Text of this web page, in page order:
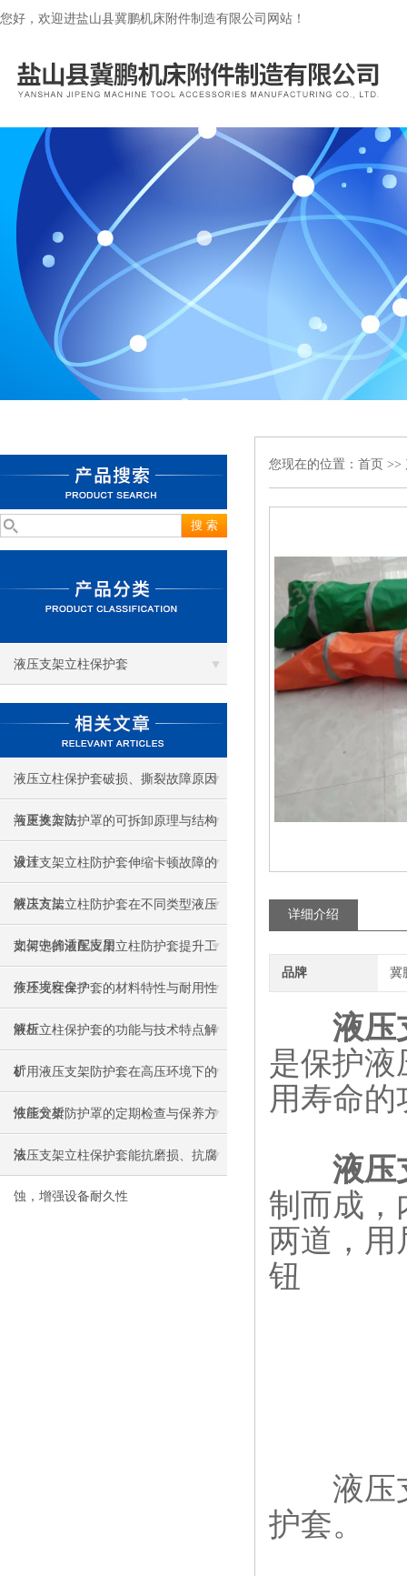
您好，欢迎进盐山县冀鹏机床附件制造有限公司网站！
液压支架立柱保护套
液压立柱保护套破损、撕裂故障原因
与更换方法
液压支架防护罩的可拆卸原理与结构
设计
液压支架立柱防护套伸缩卡顿故障的
解决方法
液压支架立柱防护套在不同类型液压
支架中的适配应用
如何选择液压支架立柱防护套提升工
作环境安全？
液压支柱保护套的材料特性与耐用性
解析
液压立柱保护套的功能与技术特点解
析
矿用液压支架防护套在高压环境下的
性能分析
液压支架防护罩的定期检查与保养方
法
液压支架立柱保护套能抗磨损、抗腐
蚀，增强设备耐久性
您现在的位置： 首页 >>
详细介绍
品牌 冀
液压
是保护
用寿命的
液压
制而成，
两道，用
钮
液压支
护套。